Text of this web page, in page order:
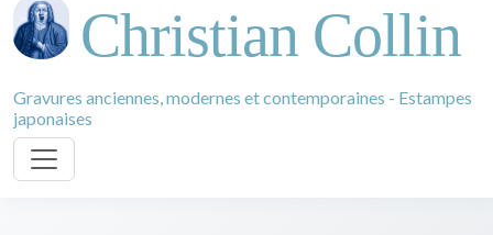
Christian Collin
Gravures anciennes, modernes et contemporaines - Estampes
japonaises